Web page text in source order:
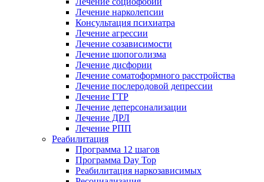
Лечение нарколепсии
Консультация психиатра
Лечение агрессии
Лечение созависимости
Лечение шопоголизма
Лечение дисфории
Лечение соматоформного расстройства
Лечение послеродовой депрессии
Лечение ГТР
Лечение деперсонализации
Лечение ДРЛ
Лечение РПП
Реабилитация
Программа 12 шагов
Программа Day Top
Реабилитация наркозависимых